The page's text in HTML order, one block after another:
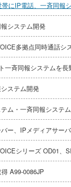
にIP電話、一斉同報
システム開発
多拠点同時通話シ
一斉同報システムを
ステム開発
ム・一斉同報システ
ー、IPメディアサー
シリーズ OD01、
A99-0086JP